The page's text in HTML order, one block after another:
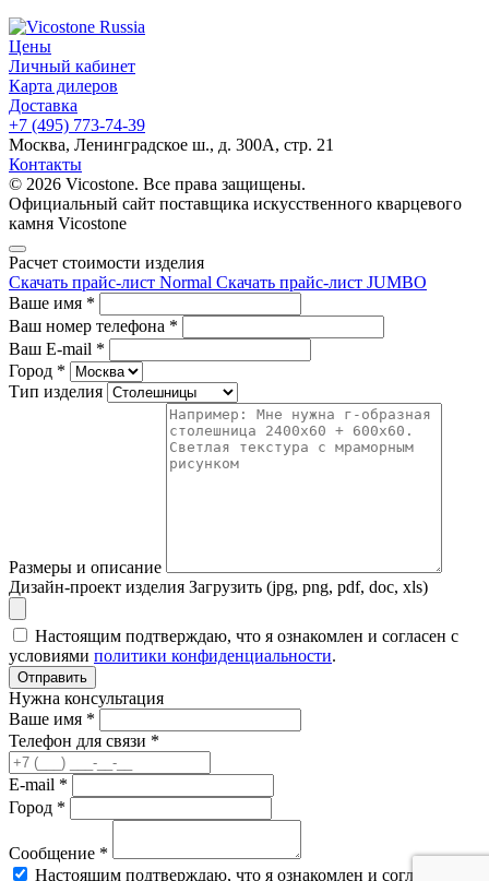
Цены
Личный кабинет
Карта дилеров
Доставка
+7 (495) 773-74-39
Москва, Ленинградское ш., д. 300А, стр. 21
Контакты
© 2026 Vicostone. Все права защищены.
Официальный сайт поставщика искусственного кварцевого
камня Vicostone
Расчет стоимости изделия
Скачать прайс-лист Normal Скачать прайс-лист JUMBO
Ваше имя *
Ваш номер телефона *
Ваш E-mail *
Город *
Тип изделия
Размеры и описание
Дизайн-проект изделия Загрузить (jpg, png, pdf, doc, xls)
Настоящим подтверждаю, что я ознакомлен и согласен с
условиями политики конфиденциальности.
Отправить
Нужна консультация
Ваше имя *
Телефон для связи *
E-mail *
Город *
Сообщение *
Настоящим подтверждаю, что я ознакомлен и согласен с